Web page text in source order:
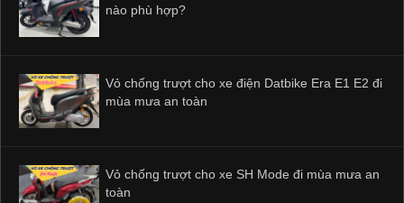
nào phù hợp?
Vỏ chống trượt cho xe điện Datbike Era E1 E2 đi
mùa mưa an toàn
Vỏ chống trượt cho xe SH Mode đi mùa mưa an
toàn